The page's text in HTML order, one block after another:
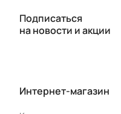
Подписаться
на новости и акции
Интернет-магазин